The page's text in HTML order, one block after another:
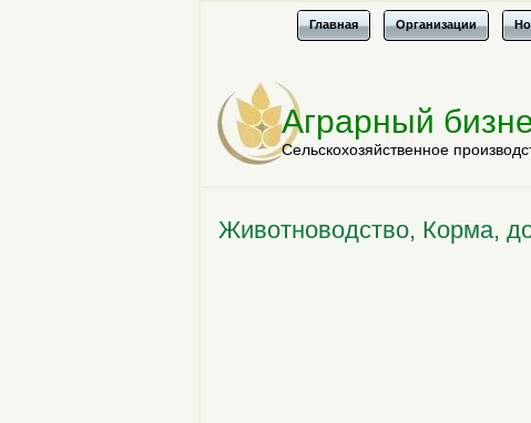
Главная Организации
Аграрный
Сельскохозяйственное
Животноводство, Корма,